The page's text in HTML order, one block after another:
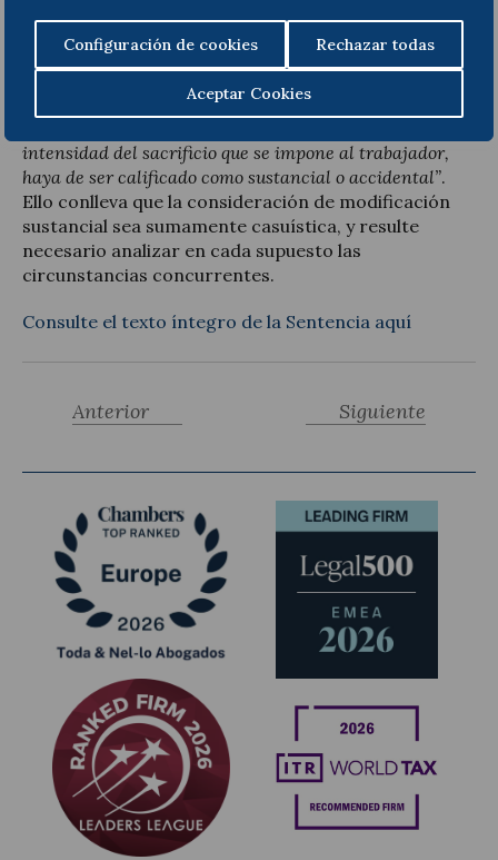
Configuración de cookies Rechazar todas
Aceptar Cookies
Añade el TS que“ha de valorarse la importancia
cualitativa de la modificación impuesta, su alcance
temporal y las eventuales compensaciones pactadas,
intensidad del sacrificio que se impone al trabajador,
haya de ser calificado como sustancial o accidental”.
Ello conlleva que la consideración de modificación
sustancial sea sumamente casuística, y resulte
necesario analizar en cada supuesto las
circunstancias concurrentes.
Consulte el texto íntegro de la Sentencia aquí
Siguiente
Anterior